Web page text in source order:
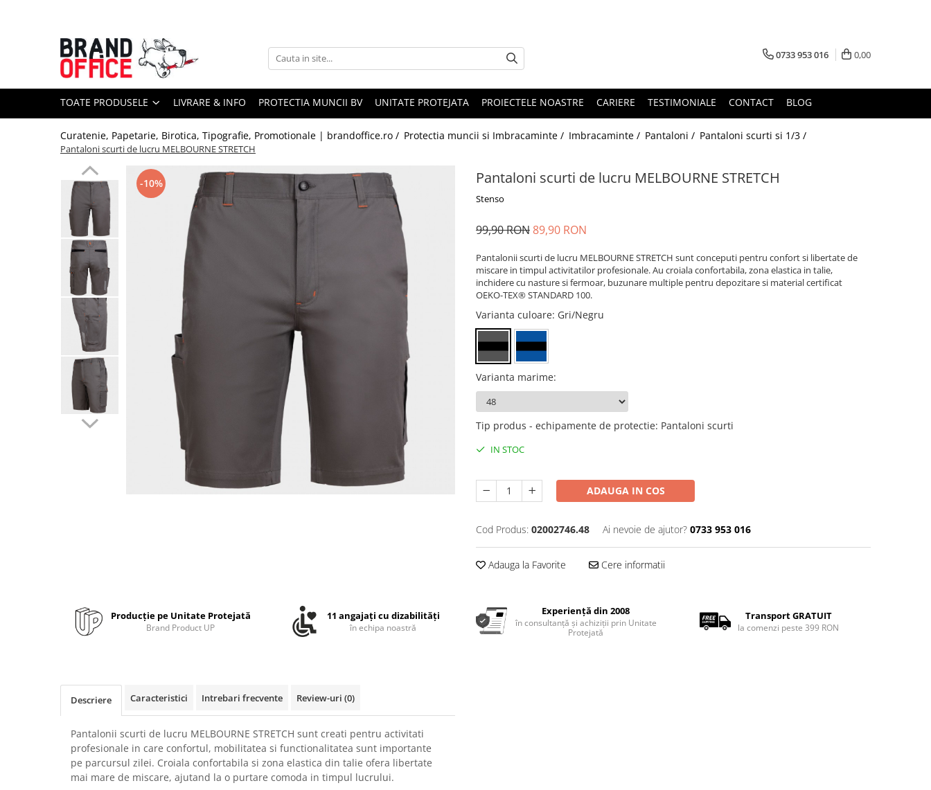
Toate Produsele
Unitate Protejata - PRODUCTIE
Hartie copiator si produse
Detergenti si dezinfectanti
Formulare tipizate
Saci menajeri (Unitate Protejata)
Agende, calendare si organizatoare
Agende personalizabile
Organizatoare business
Birotica si papetarie
Hartie si articole din hartie
Bibliorafturi, caiete mecanice,
Capsatoare, capse si perforatoare
Caiete si blocnotesuri
Dosare, folii protectie si mape
Accesorii diverse pentru birou
Creioane mecanice si grafit
Carioci si creioane colorate
Rezerve instrumente scris
Tavite documente si suporturi
Ascutitori, radiere, agrafe
Foarfece pentru birou
0733 953 016 0,00
TOATE PRODUSELE LIVRARE & INFO PROTECTIA MUNCII BV UNITATE PROTEJATA PROIECTELE NOASTRE CARIERE TESTIMONIALE CONTACT BLOG
Curatenie, Papetarie, Birotica, Tipografie, Promotionale | brandoffice.ro / Protectia muncii si Imbracaminte / Imbracaminte / Pantaloni / Pantaloni scurti si 1/3 /
Pantaloni scurti de lucru MELBOURNE STRETCH
Pantaloni scurti de lucru MELBOURNE STRETCH
Stenso
-10%
99,90 RON89,90 RON
Pantalonii scurti de lucru MELBOURNE STRETCH sunt conceputi pentru confort si libertate de
miscare in timpul activitatilor profesionale. Au croiala confortabila, zona elastica in talie,
inchidere cu nasture si fermoar, buzunare multiple pentru depozitare si material certificat
OEKO-TEX® STANDARD 100.
Varianta culoare: Gri/Negru
Varianta marime:
Tip produs - echipamente de protectie: Pantaloni scurti
IN STOC
ADAUGA IN COS
Cod Produs: 02002746.48 Ai nevoie de ajutor? 0733 953 016
Adauga la Favorite Cere informatii
Producție pe Unitate Protejată
Brand Product UP
11 angajați cu dizabilități
în echipa noastră
Experiență din 2008
în consultanță și achiziții prin Unitate
Protejată
Transport GRATUIT
la comenzi peste 399 RON
Descriere Caracteristici Intrebari frecvente Review-uri (0)
Pantalonii scurti de lucru MELBOURNE STRETCH sunt creati pentru activitati
profesionale in care confortul, mobilitatea si functionalitatea sunt importante
pe parcursul zilei. Croiala confortabila si zona elastica din talie ofera libertate
mai mare de miscare, ajutand la o purtare comoda in timpul lucrului.